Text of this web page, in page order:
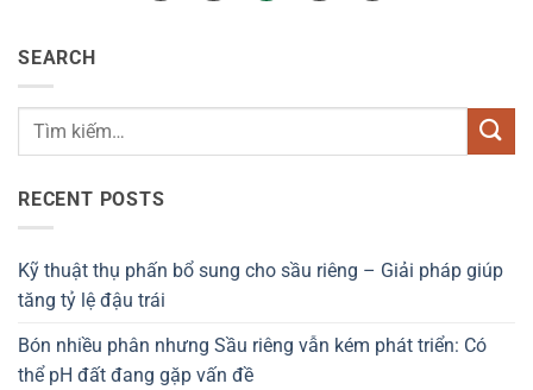
SEARCH
RECENT POSTS
Kỹ thuật thụ phấn bổ sung cho sầu riêng – Giải pháp giúp
tăng tỷ lệ đậu trái
Bón nhiều phân nhưng Sầu riêng vẫn kém phát triển: Có
thể pH đất đang gặp vấn đề